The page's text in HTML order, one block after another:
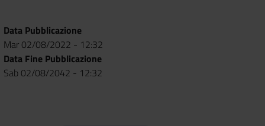
Data Pubblicazione
Mar 02/08/2022 - 12:32
Data Fine Pubblicazione
Sab 02/08/2042 - 12:32